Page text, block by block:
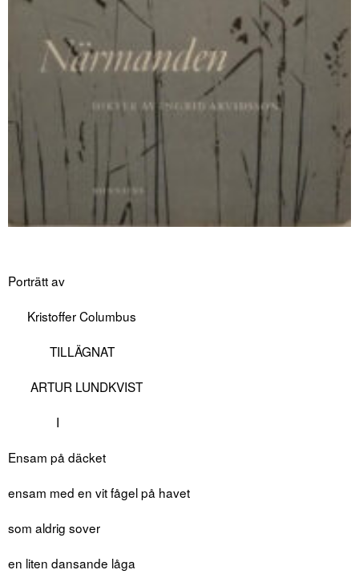
Porträtt av
Kristoffer Columbus
TILLÄGNAT
ARTUR LUNDKVIST
I
Ensam på däcket
ensam med en vit fågel på havet
som aldrig sover
en liten dansande låga